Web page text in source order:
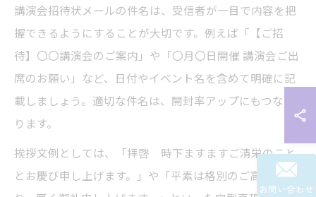
講演会招待状メールの件名は、受信者が一目で内容を把
握できるようにすることが大切です。例えば「【ご招
待】〇〇講演会のご案内」や「〇月〇日開催 講演会ご出
席のお願い」など、日付やイベント名を含めて明確に記
載しましょう。適切な件名は、開封率アップにもつなが
ります。
挨拶文例としては、「拝啓 時下ますますご清栄のこと
とお慶び申し上げます。」や「平素は格別のご高配を賜
お問い合わせ